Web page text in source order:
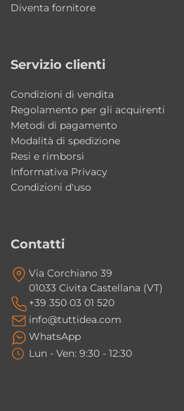
Diventa fornitore
Servizio clienti
Condizioni di vendita
Regolamento per gli acquirenti
Metodi di pagamento
Modalità di spedizione
Resi e rimborsi
Informativa Privacy
Condizioni d'uso
Contatti
Via Corchiano 39
01033 Civita Castellana (VT)
+39 350 03 01 520
info@tuttidea.com
WhatsApp
Lun - Ven: 9:30 - 12:30